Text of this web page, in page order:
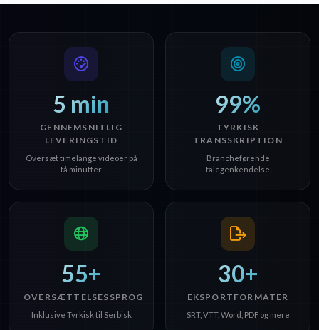
5 min
GENNEMSNITLIG
LEVERINGSTID
Oversæt timelange videoer på
få minutter
99%
TYRKISK
TRANSSKRIPTION
Brancheførende
talegenkendelse
55+
OVERSÆTTELSESSPROG
Inklusive Tyrkisk til Serbisk
30+
EKSPORTFORMATER
SRT, VTT, Word, PDF og mere